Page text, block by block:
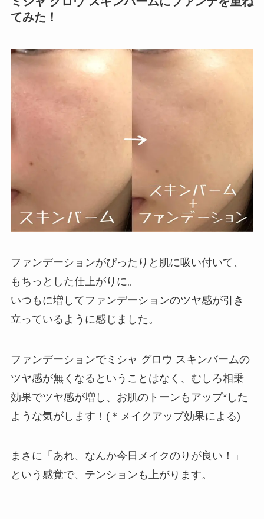
てみた！
ファンデーションがぴったりと肌に吸い付いて、
もちっとした仕上がりに。
いつもに増してファンデーションのツヤ感が引き
立っているように感じました。
ファンデーションでミシャ グロウ スキンバームの
ツヤ感が無くなるということはなく、むしろ相乗
効果でツヤ感が増し、お肌のトーンもアップ*した
ような気がします！(＊メイクアップ効果による)
まさに「あれ、なんか今日メイクのりが良い！」
という感覚で、テンションも上がります。